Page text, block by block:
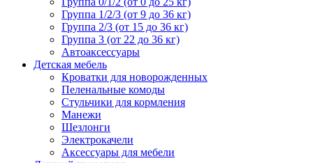
Группа 1/2/3 (от 9 до 36 кг)
Группа 2/3 (от 15 до 36 кг)
Группа 3 (от 22 до 36 кг)
Автоаксессуары
Детская мебель
Кроватки для новорожденных
Пеленальные комоды
Стульчики для кормления
Манежи
Шезлонги
Электрокачели
Аксессуары для мебели